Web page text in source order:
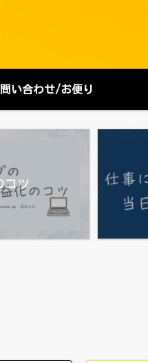
い合わせ/お便り
コツ